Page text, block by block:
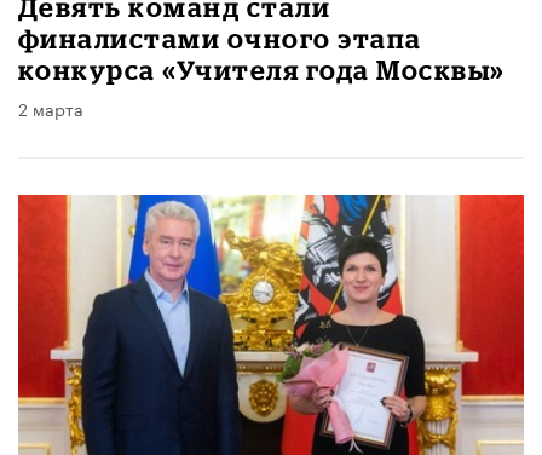
Девять команд стали
финалистами очного этапа
конкурса «Учителя года Москвы»
2 марта